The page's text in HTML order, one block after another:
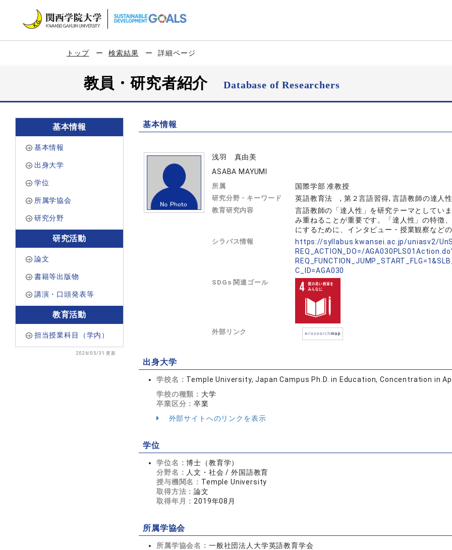
トップ 検索結果 詳細ページ
教員・研究者紹介Database of Researchers
基本情報
基本情報
出身大学
学位
所属学協会
研究分野
研究活動
論文
書籍等出版物
講演・口頭発表等
教育活動
担当授業科目（学内）
2026/05/31 更新
基本情報
浅羽 真由美
ASABA MAYUMI
所属 国際学部 准教授
研究分野・キーワード 英語教育法 , 第２言語習得, 言語教師の達人性
教育研究内容
言語教師の「達人性」を研究テーマとしてい
み重ねることが重要です。「達人性」の特徴
にするために、インタビュー・授業観察など
シラバス情報
https://syllabus.kwansei.ac.jp/uniasv2/
REQ_ACTION_DO=/
C_ID=AGA030
SDGs 関連ゴール
外部リンク
出身大学
学校名： Temple University, Japan Campus Ph.D. in Education, Concentration in
学校の種類： 大学
卒業区分：卒業
外部サイトへのリンクを表示
学位
学位名：博士（教育学）
分野名： 人文・社会 / 外国語教育
授与機関名： Temple University
取得方法：論文
取得年月： 2019年08月
所属学協会
所属学協会名： 一般社団法人大学英語教育学会